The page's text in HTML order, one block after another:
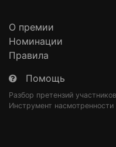
О премии
Номинации
Правила
Помощь
Разбор претензий участников
Инструмент насмотренности